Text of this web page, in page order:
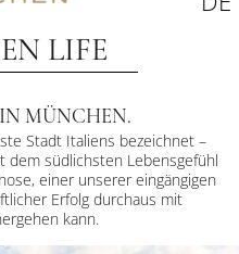
LIFE
IN MÜNCHEN.
Stadt Italiens bezeichnet –
dem südlichsten Lebensgefühl
einer unserer eingängigen
Erfolg durchaus mit
kann.